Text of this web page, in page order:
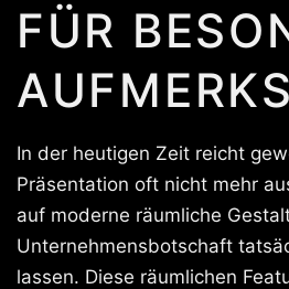
FÜR
In der heutigen Zeit reicht
Präsentation oft nicht mehr
auf moderne räumliche
Unternehmensbotschaft
lassen. Diese räumlichen